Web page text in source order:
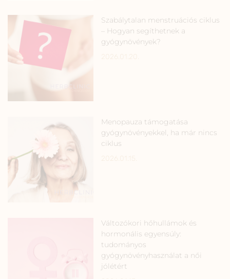
Szabálytalan menstruációs ciklus
– Hogyan segíthetnek a
gyógynövények?
Menopauza támogatása
gyógynövényekkel, ha már nincs
ciklus
Változókori hőhullámok és
hormonális egyensúly:
tudományos
gyógynövényhasználat a női
jólétért